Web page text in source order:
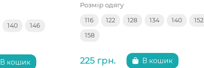
140 146
В кошик
Розмір одягу
116 122 128 134 140 152
158
225 грн. В кошик